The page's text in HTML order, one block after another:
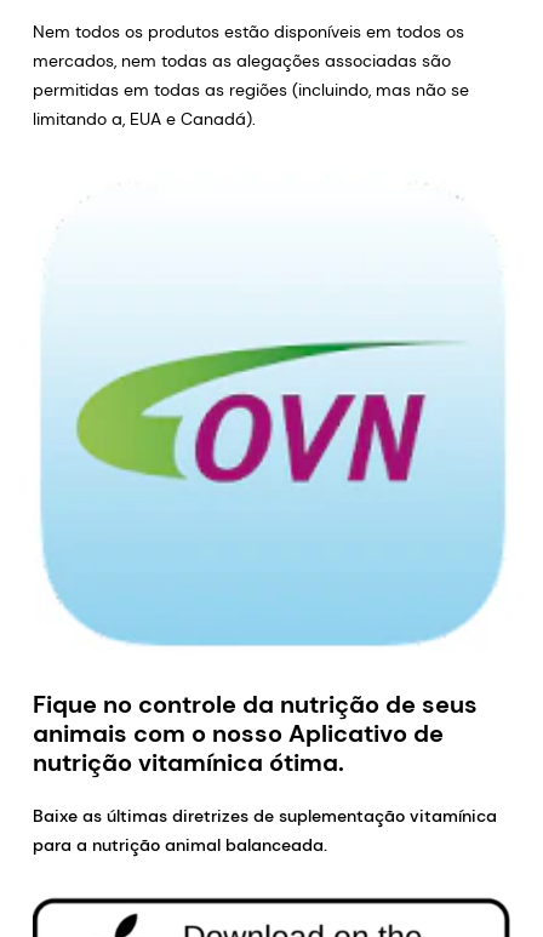
Nem todos os produtos estão disponíveis em todos os
mercados, nem todas as alegações associadas são
permitidas em todas as regiões (incluindo, mas não se
limitando a, EUA e Canadá).
Fique no controle da nutrição de seus
animais com o nosso Aplicativo de
nutrição vitamínica ótima.
Baixe as últimas diretrizes de suplementação vitamínica
para a nutrição animal balanceada.